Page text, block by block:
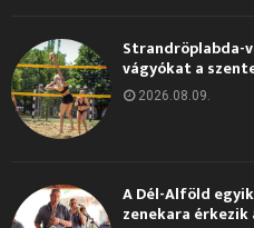
Strandröplabda-
vágyókat a
2026.08.09.
A Dél-Alföld
zenekara